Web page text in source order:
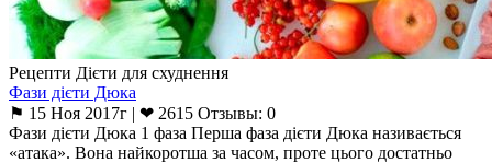
Рецепти Дієти для схуднення
Фази дієти Дюка
⚑ 15 Ноя 2017г | ❤ 2615 Отзывы: 0
Фази дієти Дюка 1 фаза Перша фаза дієти Дюка називається
«атака». Вона найкоротша за часом, проте цього достатньо